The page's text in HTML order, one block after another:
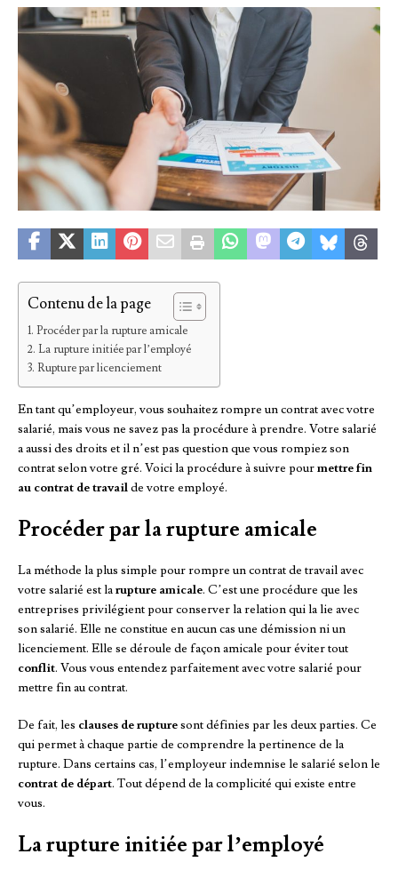
Contenu de la page
Procéder par la rupture amicale
La rupture initiée par l’employé
Rupture par licenciement
En tant qu’employeur, vous souhaitez rompre un contrat avec votre
salarié, mais vous ne savez pas la procédure à prendre. Votre salarié
a aussi des droits et il n’est pas question que vous rompiez son
contrat selon votre gré. Voici la procédure à suivre pourmettre fin
au contrat de travailde votre employé.
Procéder par la rupture amicale
La méthode la plus simple pour rompre un contrat de travail avec
votre salarié est larupture amicale. C’est une procédure que les
entreprises privilégient pour conserver la relation qui la lie avec
son salarié. Elle ne constitue en aucun cas une démission ni un
licenciement. Elle se déroule de façon amicale pour éviter tout
conflit. Vous vous entendez parfaitement avec votre salarié pour
mettre fin au contrat.
De fait, les clauses de rupturesont définies par les deux parties. Ce
qui permet à chaque partie de comprendre la pertinence de la
rupture. Dans certains cas, l’employeur indemnise le salarié selon le
contrat de départ. Tout dépend de la complicité qui existe entre
vous.
La rupture initiée par l’employé